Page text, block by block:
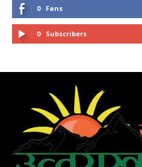
0 Fans
0 Subscribers